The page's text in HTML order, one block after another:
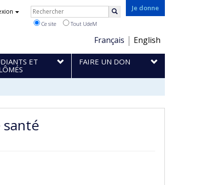
Je donne
Choix
de
la
langue
Français English
Rechercher
Ce site Tout UdeM
ET
FAIRE UN DON
santé